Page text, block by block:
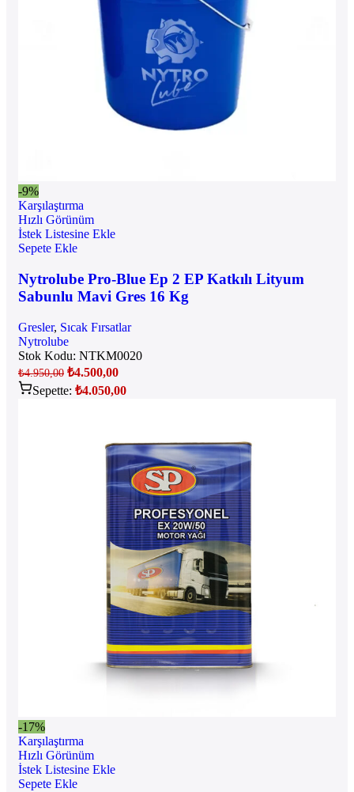
-9%
Karşılaştırma
Hızlı Görünüm
İstek Listesine Ekle
Sepete Ekle
Nytrolube Pro-Blue Ep 2 EP Katkılı Lityum
Sabunlu Mavi Gres 16 Kg
Gresler, Sıcak Fırsatlar
Nytrolube
Stok Kodu: NTKM0020
₺4.950,00 ₺4.500,00
Sepette: ₺4.050,00
-17%
Karşılaştırma
Hızlı Görünüm
İstek Listesine Ekle
Sepete Ekle